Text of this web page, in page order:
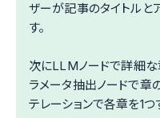
ザーが記事のタイトルと
す。
次にLLMノードで詳細な
ラメータ抽出ノードで章
テレーションで各章を1